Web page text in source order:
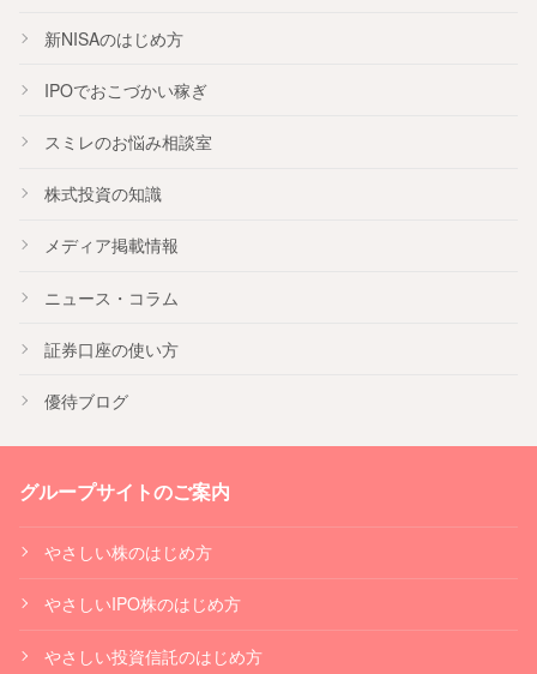
新NISAのはじめ方
IPOでおこづかい稼ぎ
スミレのお悩み相談室
株式投資の知識
メディア掲載情報
ニュース・コラム
証券口座の使い方
優待ブログ
グループサイトのご案内
やさしい株のはじめ方
やさしいIPO株のはじめ方
やさしい投資信託のはじめ方